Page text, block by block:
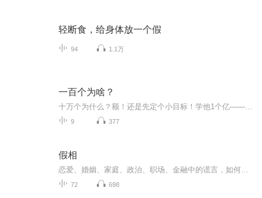
轻断食，给身体放一个假
94 1.1万
一百个为啥？
9 377
假相
72 698